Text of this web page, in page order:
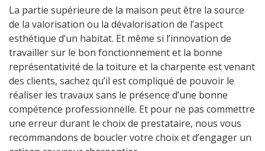
La partie supérieure de la maison peut être la source
de la valorisation ou la dévalorisation de l’aspect
esthétique d’un habitat. Et même si l’innovation de
travailler sur le bon fonctionnement et la bonne
représentativité de la toiture et la charpente est venant
des clients, sachez qu’il est compliqué de pouvoir le
réaliser les travaux sans le présence d’une bonne
compétence professionnelle. Et pour ne pas commettre
une erreur durant le choix de prestataire, nous vous
recommandons de boucler votre choix et d’engager un